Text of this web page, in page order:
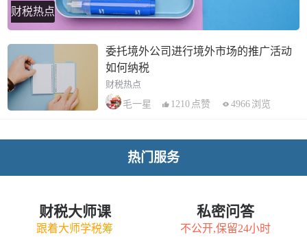
财税热点
委托境外公司进行境外市场的推广活动
如何纳税
财税热点
毛一星
1210 点赞 4966 浏览
热门服务
财税大师课
跟着大师学税筹
私密问答
不公开,保留24小时